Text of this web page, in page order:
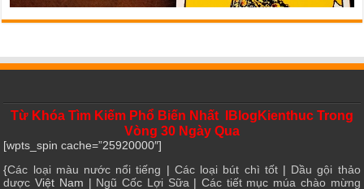
Từ Khóa Tìm Kiếm Phổ Biến Nhất IBlogKienthuc Trong
Vòng 30 Ngày Qua
[wpts_spin cache=”25920000″]
{Các loại màu nước nổi tiếng | Các loại bút chì tốt| Dầu gội thảo
dược Việt Nam | Ngũ Cốc Lợi Sữa | Các tiết mục múa chào mừng